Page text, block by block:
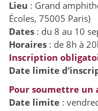
Lieu : Grand
Écoles, 75005 Paris)
Dates : du 8 au 10
Horaires : de 8h à
Inscription
Date limite
Pour soumettre un
Date limite :